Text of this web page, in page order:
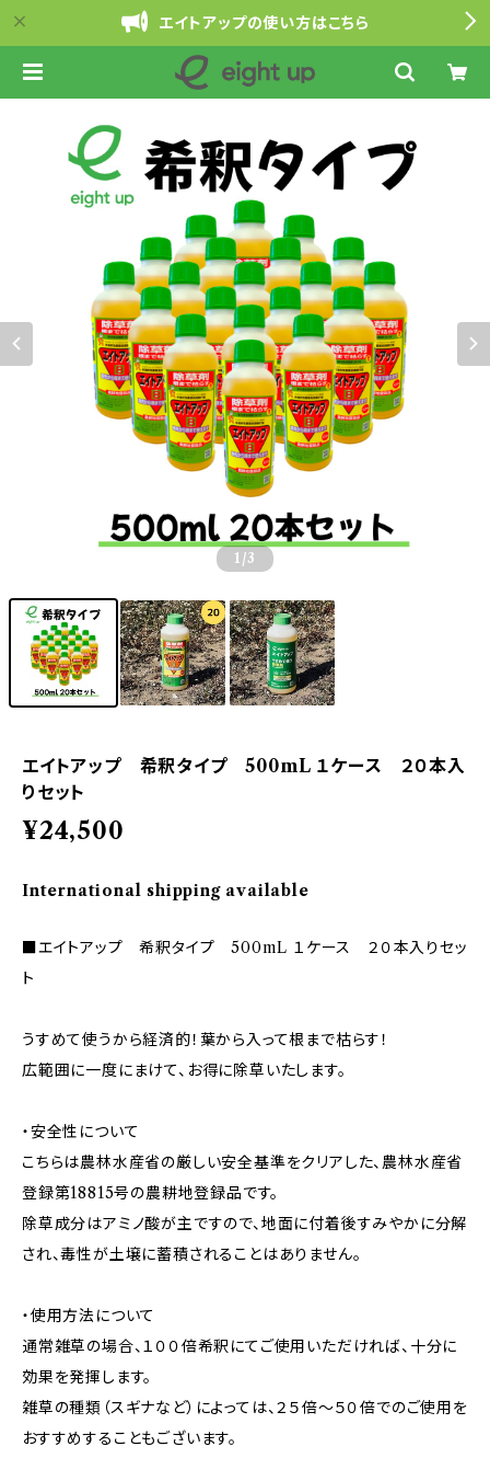
エイトアップの使い方はこちら
1 /3
エイトアップ 希釈タイプ 500mL １ケース ２０本入
りセット
¥24,500
International shipping available
■エイトアップ 希釈タイプ 500mL １ケース ２０本入りセッ
ト
うすめて使うから経済的！葉から入って根まで枯らす！
広範囲に一度にまけて、お得に除草いたします。
・安全性について
こちらは農林水産省の厳しい安全基準をクリアした、農林水産省
登録第18815号の農耕地登録品です。
除草成分はアミノ酸が主ですので、地面に付着後すみやかに分解
され、毒性が土壌に蓄積されることはありません。
・使用方法について
通常雑草の場合、１００倍希釈にてご使用いただければ、十分に
効果を発揮します。
雑草の種類（スギナなど）によっては、２５倍～５０倍でのご使用を
おすすめすることもございます。